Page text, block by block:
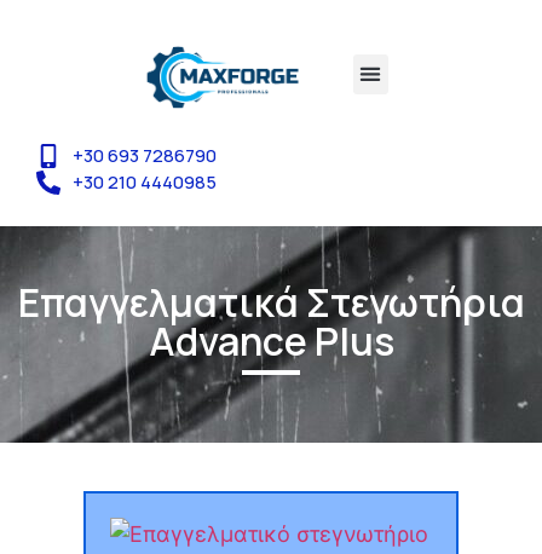
+30 693 7286790
+30 210 4440985
Επαγγελματικά Στεγωτήρια
Advance Plus